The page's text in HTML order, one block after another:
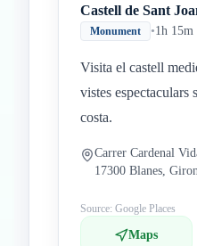
Castell de Sant
Monument •1h 15m
Visita el castell
vistes espectaculars
costa.
Carrer Cardenal
17300 Blanes,
Source: Google Places
Maps